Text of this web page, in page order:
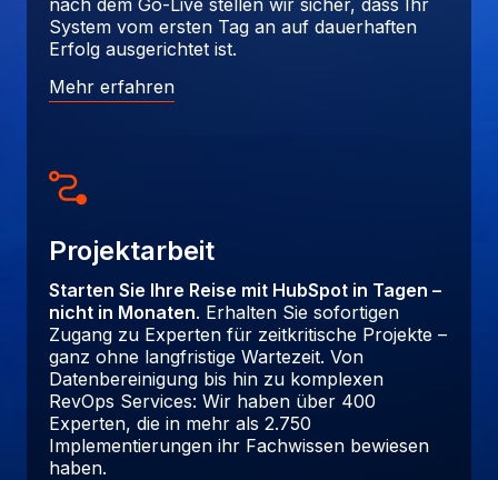
nach dem Go-Live stellen wir sicher, dass Ihr
System vom ersten Tag an auf dauerhaften
Erfolg ausgerichtet ist.
Mehr erfahren
Projektarbeit
Starten Sie Ihre Reise mit HubSpot in Tagen –
nicht in Monaten. Erhalten Sie sofortigen
Zugang zu Experten für zeitkritische Projekte –
ganz ohne langfristige Wartezeit. Von
Datenbereinigung bis hin zu komplexen
RevOps Services: Wir haben über 400
Experten, die in mehr als 2.750
Implementierungen ihr Fachwissen bewiesen
haben.